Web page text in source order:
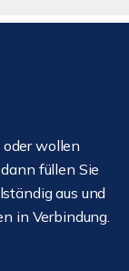
wollen
füllen Sie
aus und
in Verbindung.